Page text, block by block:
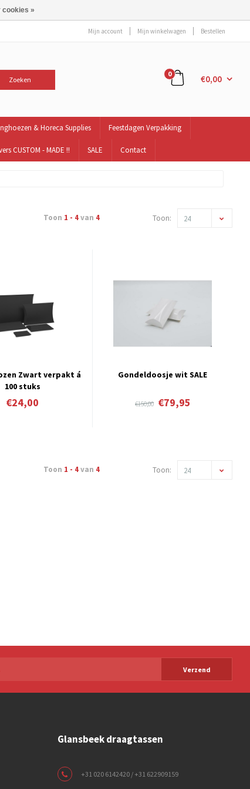
Mijn account Mijn winkelwagen Bestellen
Zoeken
0 €0,00
& Horeca Supplies Feestdagen Verpakking
CUSTOM - MADE !! SALE Contact
Toon 1 - 4van 4 Toon: 24
Zwart verpakt á
100 stuks
€24,00
Gondeldoosje wit SALE
€150,00 €79,95
Toon 1 - 4van 4 Toon: 24
Verzend
Glansbeek draagtassen
+31 020 6142420 / +31 622909159
cookies »